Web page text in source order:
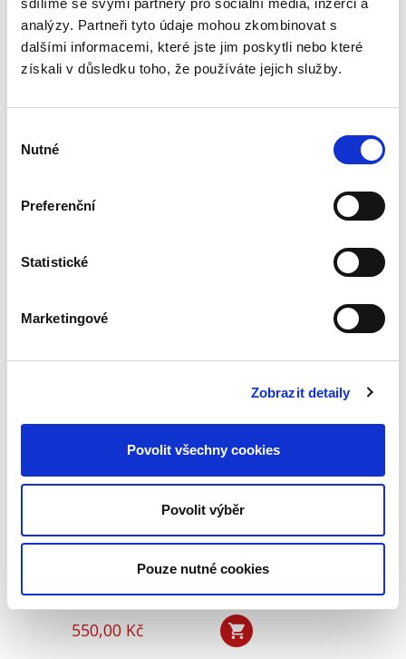
sdílíme se svými partnery pro sociální média, inzerci a
analýzy. Partneři tyto údaje mohou zkombinovat s
dalšími informacemi, které jste jim poskytli nebo které
získali v důsledku toho, že používáte jejich služby.
souhlasu
Nutné
Preferenční
Statistické
Marketingové
Zobrazit detaily
Povolit všechny cookies
Povolit výběr
Pouze nutné cookies
Výklad
mezinárodních
690,00 Kč
dosud opomíjenému výkladu mezinárodních
smluv. Kompaktní a přece čtivý výklad zevrubně
mezinárodních smluv;...
Systém zachování
kapitálu v
poměrech
kapitálových
Otevřené a skryté
kapitálu
Kamil Kovaříček
550,00 Kč